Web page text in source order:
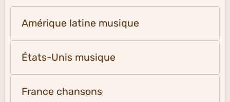
Amérique latine musique
États-Unis musique
France chansons